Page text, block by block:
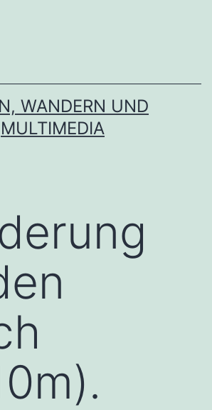
WANDERN UND
MULTIMEDIA